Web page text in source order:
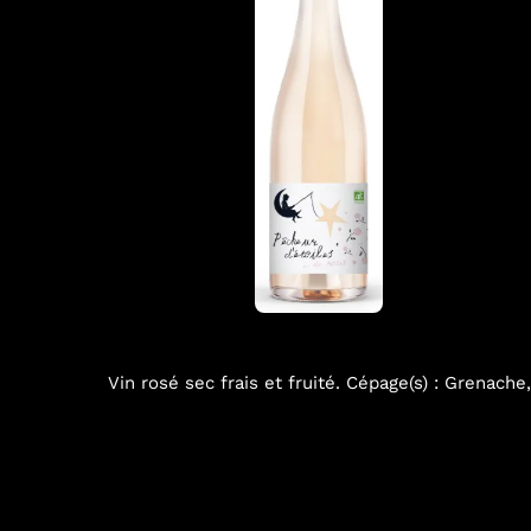
Vin rosé sec frais et fruité. Cépage(s) :